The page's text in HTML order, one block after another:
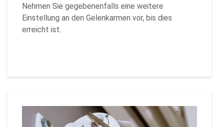
Nehmen Sie gegebenenfalls eine weitere
Einstellung an den Gelenkarmen vor, bis dies
erreicht ist.